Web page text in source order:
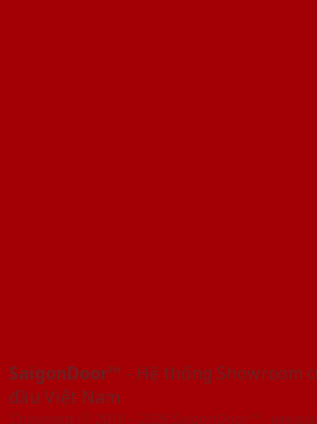
SaigonDoor™ - Hệ thống Showroom
đầu Việt Nam
Copyright ⓒ 2016 – 2026 SaigonDoor™ -